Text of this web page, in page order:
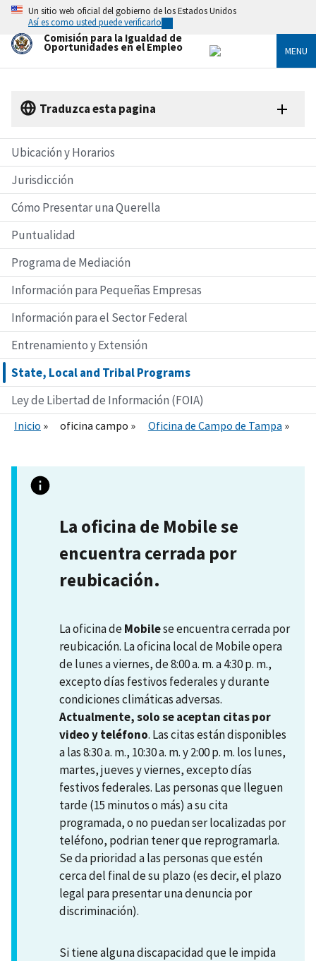
Skip
main
content
Un sitio web oficial del gobierno de los Estados Unidos
Así es como usted puede verificarlo
Comisión para la Igualdad de
Oportunidades en el Empleo MENU
Traduzca esta pagina
Ubicación y Horarios
Jurisdicción
Cómo Presentar una Querella
Puntualidad
Programa de Mediación
Información para Pequeñas Empresas
Información para el Sector Federal
Entrenamiento y Extensión
State, Local and Tribal Programs
Ley de Libertad de Información (FOIA)
Inicio oficina campo Oficina de Campo de Tampa
La oficina de Mobile se
encuentra cerrada por
reubicación.
La oficina deMobilese encuentra cerrada por
reubicación. La oficina local de Mobile opera
de lunes a viernes, de 8:00 a. m. a 4:30 p. m.,
excepto días festivos federales y durante
condiciones climáticas adversas.
Actualmente, solo se aceptan citas por
video y teléfono. Las citas están disponibles
a las 8:30 a. m., 10:30 a. m. y 2:00 p. m. los lunes,
martes, jueves y viernes, excepto días
festivos federales. Las personas que lleguen
tarde (15 minutos o más) a su cita
programada, o no puedan ser localizadas por
teléfono, podrian tener que reprogramarla.
Se da prioridad a las personas que estén
cerca del final de su plazo (es decir, el plazo
legal para presentar una denuncia por
discriminación).
Si tiene alguna discapacidad que le impida